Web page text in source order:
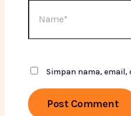
Simpan nama, email,